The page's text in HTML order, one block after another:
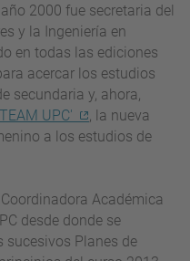
2000 fue secretaria del
y la Ingeniería en
en todas las ediciones
acercar los estudios
secundaria y, ahora,
UPC'
, la nueva
a los estudios de
Académica
desde donde se
Planes de